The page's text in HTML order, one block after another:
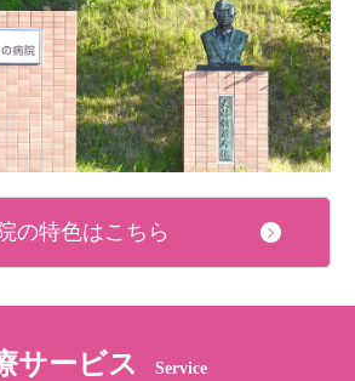
の特色はこちら
サービス Service